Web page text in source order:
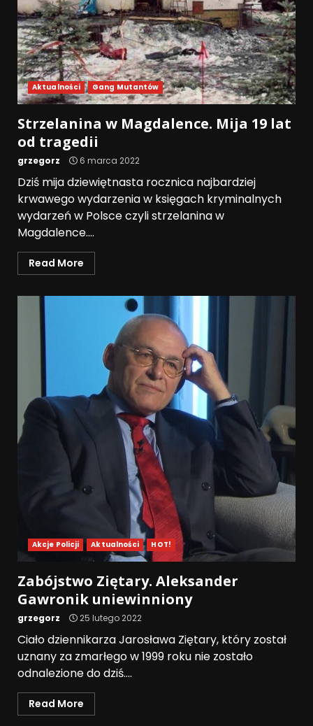
Aktualności Gang Mutantów
Strzelanina w Magdalence. Mija 19 lat
od tragedii
grzegorz 6 marca 2022
Dziś mija dziewiętnasta rocznica najbardziej
krwawego wydarzenia w księgach kryminalnych
wydarzeń w Polsce czyli strzelanina w
Magdalence....
Read More
Akcje Policji Aktualności HOT!
Zabójstwo Ziętary. Aleksander
Gawronik uniewinniony
grzegorz 25 lutego 2022
Ciało dziennikarza Jarosława Ziętary, który został
uznany za zmarłego w 1999 roku nie zostało
odnalezione do dziś....
Read More